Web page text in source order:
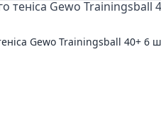
Gewo Trainingsball 40+ 6